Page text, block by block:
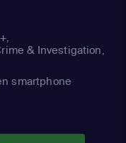
& Investigation,
smartphone